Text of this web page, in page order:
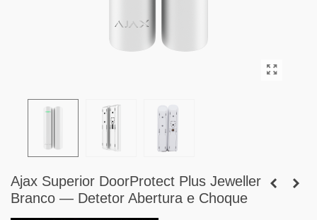
Ajax Superior DoorProtect Plus Jeweller
Branco — Detetor Abertura e Choque